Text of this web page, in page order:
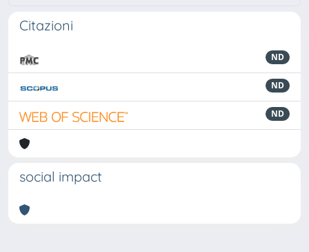
Citazioni
ND
ND
ND
social impact